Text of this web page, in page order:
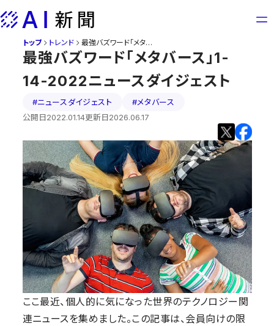
to
contentトップ トレンド 最強バズワード「メタバース」1-14-2022ニュースダイジェスト
最強バズワード「メタバース」1-
14-2022ニュースダイジェスト
#ニュースダイジェスト
#メタバース
公開日2022.01.14更新日2026.06.17
ここ最近、個人的に気になった世界のテクノロジー関
連ニュースを集めました。この記事は、会員向けの限